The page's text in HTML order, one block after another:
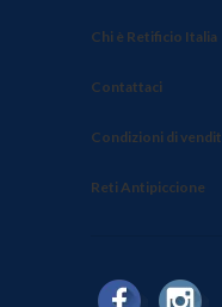
Chi è Retificio Italia
Contattaci
Condizioni di
Reti Antipiccione